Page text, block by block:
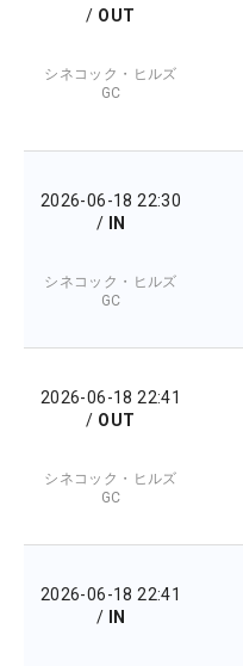
/ OUT
シネコック・ヒルズ
GC
2026-06-18 22:30
/
IN
シネコック・ヒルズ
GC
2026-06-18 22:41
/ OUT
シネコック・ヒルズ
GC
2026-06-18 22:41
/
IN